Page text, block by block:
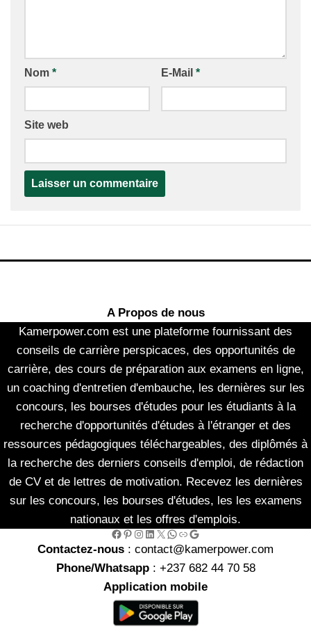
Nom * E-Mail *
Site web
A Propos de nous
Kamerpower.com est une plateforme fournissant des
conseils de carrière perspicaces, des opportunités de
carrière, des cours de préparation aux examens en ligne,
un coaching d'entretien d'embauche, les dernières sur les
concours, les bourses d'études pour les étudiants à la
recherche d'opportunités d'études à l'étranger et des
ressources pédagogiques téléchargeables, des diplômés à
la recherche des derniers conseils d'emploi, de rédaction
de CV et de lettres de motivation. Recevez les dernières
sur les concours, les bourses d'études, les les examens
nationaux et les offres d'emplois.
Facebook Pinterest Instagram LinkedIn X WhatsApp Link Google
Contactez-nous : contact@kamerpower.com
Phone/Whatsapp: +237 682 44 70 58
Application mobile